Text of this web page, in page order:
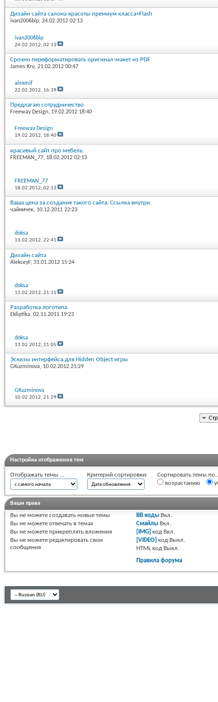
Дизайн сайта салона красоты премиум класса+Flash
ivan2006bip, 24.02.2012 02:13
ivan2006bip
24.02.2012,02:13
Срочно переформатировать оригинал-макет из PDF
James Kru, 21.02.2012 00:47
alexmif
22.02.2012, 16:39
Предлагаю сотрудничество
Freeway Design, 19.02.2012 18:40
Freeway Design
19.02.2012, 18:40
красивый сайт про мебель
FREEMAN_77, 18.02.2012 02:13
FREEMAN_77
18.02.2012,02:13
Ваша цена за создание такого сайта. Ссылка внутри.
чайничек, 10.12.2011 22:23
doksa
13.02.2012,22:41
Дизайн сайта
AlekceyF, 31.01.2012 15:24
doksa
13.02.2012,21:11
Разработка логотипа
Ekliptika, 02.11.2011 19:23
doksa
13.02.2012,21:05
Эскизы интерфейса для Hidden Object игры
GKuzminova, 10.02.2012 21:29
GKuzminova
10.02.2012,21:29
Настройка отображения тем
Отображать темы ... Критерий сортировки:
Сортировать темы
возрастанию
Ваши права
Вы не можете создавать новые темы
Вы не можете отвечать в темах
Вы не можете прикреплять вложения
Вы не можете редактировать свои
сообщения
BB коды Вкл.
Смайлы Вкл.
[IMG] код Вкл.
[VIDEO] код Выкл.
HTML код Выкл.
Правила форума